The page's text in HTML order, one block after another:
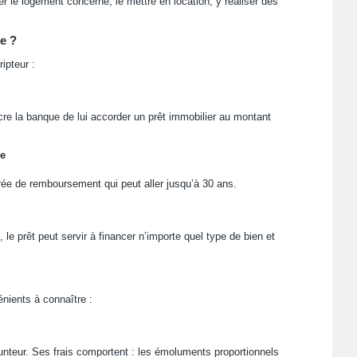
?
:
la banque de lui accorder un prêt immobilier au montant
de remboursement qui peut aller jusqu’à 30 ans.
prêt peut servir à financer n’importe quel type de bien et
à connaître :
Ses frais comportent : les émoluments proportionnels